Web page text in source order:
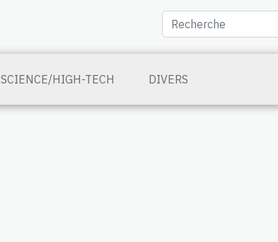
SCIENCE/HIGH-TECH DIVERS